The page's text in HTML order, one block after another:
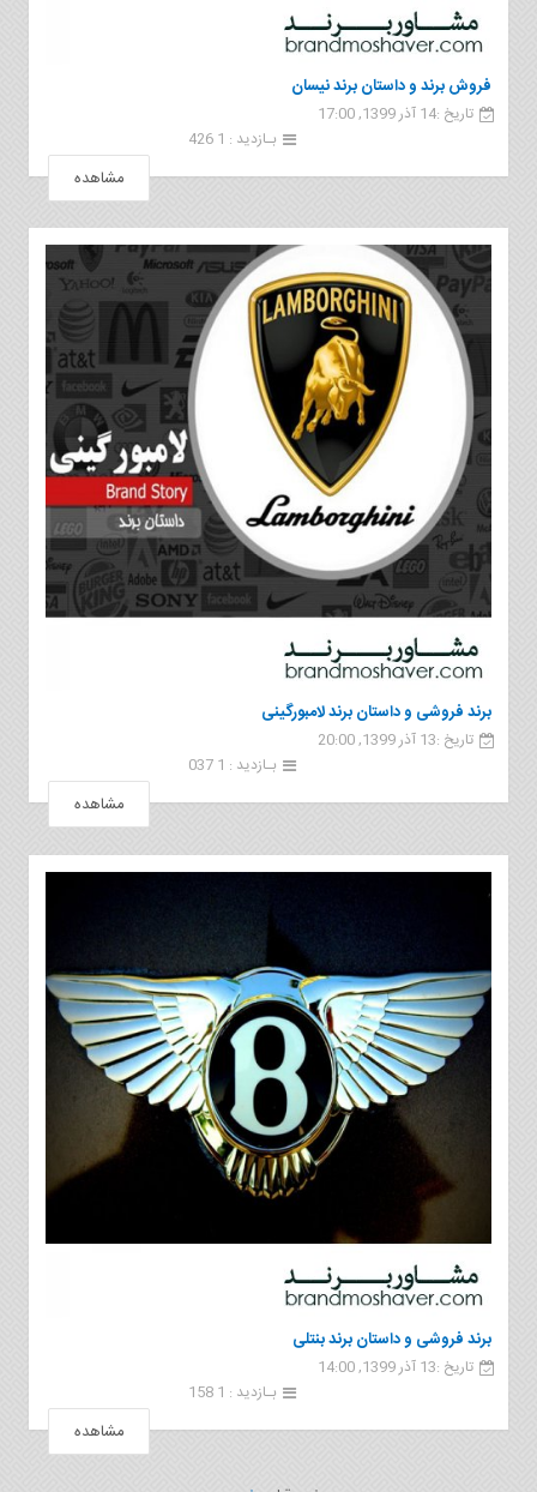
فروش برند و داستان برند نیسان
تاریخ :14 آذر 1399, 17:00
بـازدید : 1 426
مشاهده
برند فروشی و داستان برند لامبورگینی
تاریخ :13 آذر 1399, 20:00
بـازدید : 1 037
مشاهده
برند فروشی و داستان برند بنتلی
تاریخ :13 آذر 1399, 14:00
بـازدید : 1 158
مشاهده